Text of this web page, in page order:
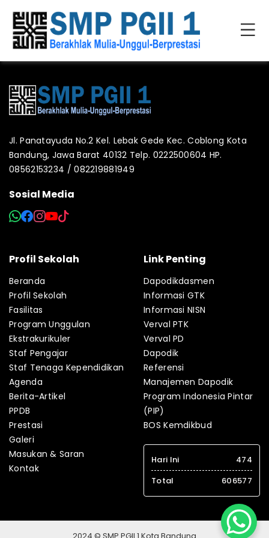
Jl. Panatayuda No.2 Kel. Lebak Gede Kec. Coblong Kota
Bandung, Jawa Barat 40132 Telp. 0222500604 HP.
08562153234 / 082219881949
Sosial Media
Profil Sekolah
Beranda
Profil Sekolah
Fasilitas
Program Unggulan
Ekstrakurikuler
Staf Pengajar
Staf Tenaga Kependidikan
Agenda
Berita-Artikel
PPDB
Prestasi
Galeri
Masukan & Saran
Kontak
Link Penting
Dapodikdasmen
Informasi GTK
Informasi NISN
Verval PTK
Verval PD
Dapodik
Referensi
Manajemen Dapodik
Program Indonesia Pintar
(PIP)
BOS Kemdikbud
Hari Ini
474
Total
606577